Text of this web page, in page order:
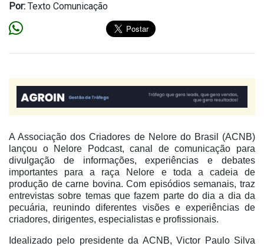
Por: Texto Comunicação
A Associação dos Criadores de Nelore do Brasil (ACNB)
lançou o Nelore Podcast, canal de comunicação para
divulgação de informações, experiências e debates
importantes para a raça Nelore e toda a cadeia de
produção de carne bovina. Com episódios semanais, traz
entrevistas sobre temas que fazem parte do dia a dia da
pecuária, reunindo diferentes visões e experiências de
criadores, dirigentes, especialistas e profissionais.
Idealizado pelo presidente da ACNB, Victor Paulo Silva